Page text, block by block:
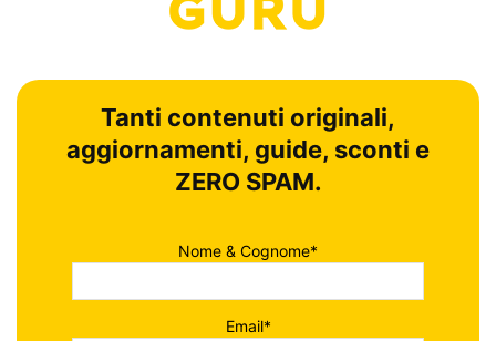
Tanti contenuti originali,
aggiornamenti, guide, sconti e
ZERO SPAM.
Nome & Cognome*
Email*